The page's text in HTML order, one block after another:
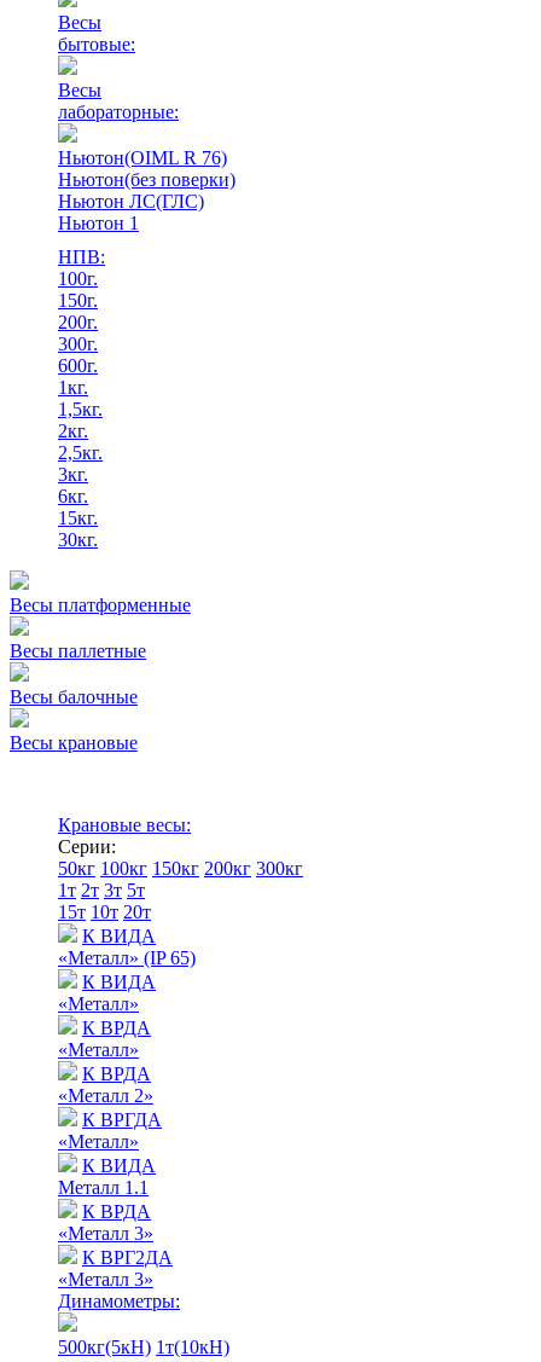
Весы
бытовые:
Весы
лабораторные:
Ньютон(OIML R 76)
Ньютон(без поверки)
Ньютон ЛС(ГЛС)
Ньютон 1
НПВ:
100г.
150г.
200г.
300г.
600г.
1кг.
1,5кг.
2кг.
2,5кг.
3кг.
6кг.
15кг.
30кг.
Весы платформенные
Весы паллетные
Весы балочные
Весы крановые
Крановые весы:
Серии:
50кг 100кг 150кг 200кг 300кг
1т 2т 3т 5т
15т 10т 20т
К ВИДА
«Металл» (IP 65)
К ВИДА
«Металл»
К ВРДА
«Металл»
К ВРДА
«Металл 2»
К ВРГДА
«Металл»
К ВИДА
Металл 1.1
К ВРДА
«Металл 3»
К ВРГ2ДА
«Металл 3»
Динамометры:
500кг(5кН) 1т(10кН)